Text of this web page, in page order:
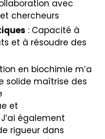
avec
chercheurs
: Capacité à
et à résoudre des
en biochimie m’a
solide maîtrise des
et
également
rigueur dans